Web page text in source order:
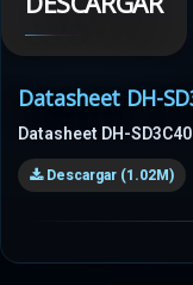
Datasheet DH-
Datasheet DH-
Descargar (1.02M)